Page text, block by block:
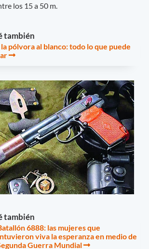
los 15 a 50 m.
también
pólvora al blanco: todo lo que puede
también
6888: las mujeres que
viva la esperanza en medio de
Guerra Mundial